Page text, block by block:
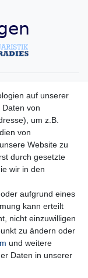
gelesen habe. Meine
es sich um ein Pflichtfeld.
AGB
auf unserer
von
um z.B.
von
Website zu
durch gesetzte
wir in den
aufgrund eines
kann erteilt
nicht einzuwilligen
zu ändern oder
und weitere
Daten in unserer